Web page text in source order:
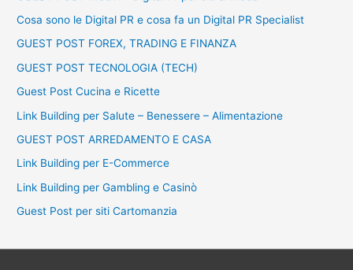
Cosa sono le Digital PR e cosa fa un Digital PR Specialist
GUEST POST FOREX, TRADING E FINANZA
GUEST POST TECNOLOGIA (TECH)
Guest Post Cucina e Ricette
Link Building per Salute – Benessere – Alimentazione
GUEST POST ARREDAMENTO E CASA
Link Building per E-Commerce
Link Building per Gambling e Casinò
Guest Post per siti Cartomanzia